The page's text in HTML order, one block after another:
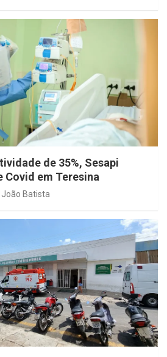
de 35%, Sesapi
Covid em Teresina
João Batista